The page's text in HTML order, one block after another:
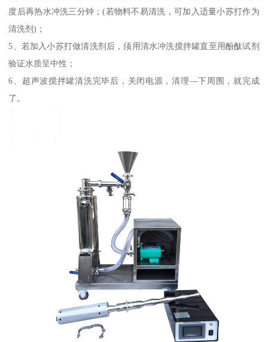
度后再热水冲洗三分钟；(若物料不易清洗，可加入适量小苏打作为
清洗剂)；
5、若加入小苏打做清洗剂后，须用清水冲洗搅拌罐直至用酚酞试剂
验证水质呈中性；
6、超声波搅拌罐清洗完毕后，关闭电源，清理—下周围，就完成
了。